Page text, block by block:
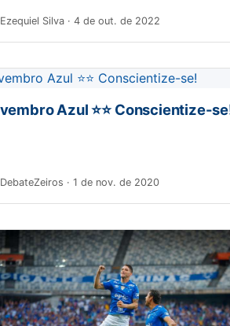
Silva · 4 de out. de 2022
Azul ⭐⭐ Conscientize-
· 1 de nov. de 2020